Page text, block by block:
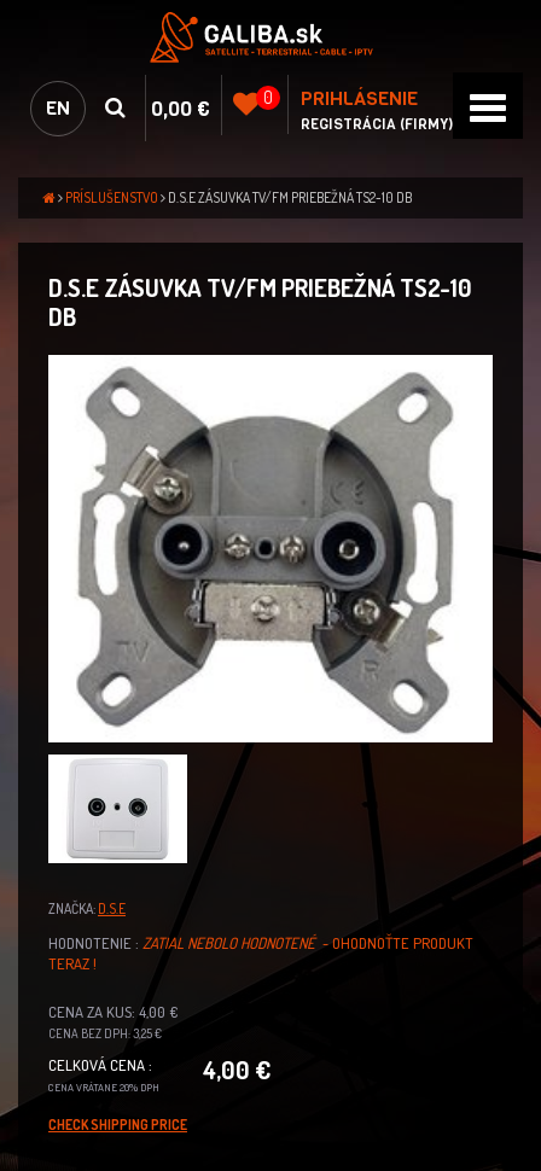
EN 0,00 € 0 PRIHLÁSENIE
REGISTRÁCIA (FIRMY)
PRÍSLUŠENSTVO D.S.E ZÁSUVKA TV/FM PRIEBEŽNÁ TS2-10 DB
D.S.E ZÁSUVKA TV/FM PRIEBEŽNÁ TS2-10
DB
ZNAČKA: D.S.E
HODNOTENIE : ZATIAL NEBOLO HODNOTENÉ - OHODNOŤTE PRODUKT
TERAZ !
CENA ZA KUS: 4,00 €
CENA BEZ DPH: 3,25 €
CELKOVÁ CENA :
CENA VRÁTANE 20% DPH
4,00 €
CHECK SHIPPING PRICE